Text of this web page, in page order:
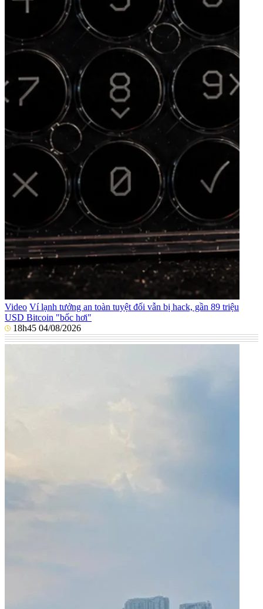
Video Ví lạnh tưởng an toàn tuyệt đối vẫn bị hack, gần 89 triệu
USD Bitcoin "bốc hơi"
18h45 04/08/2026